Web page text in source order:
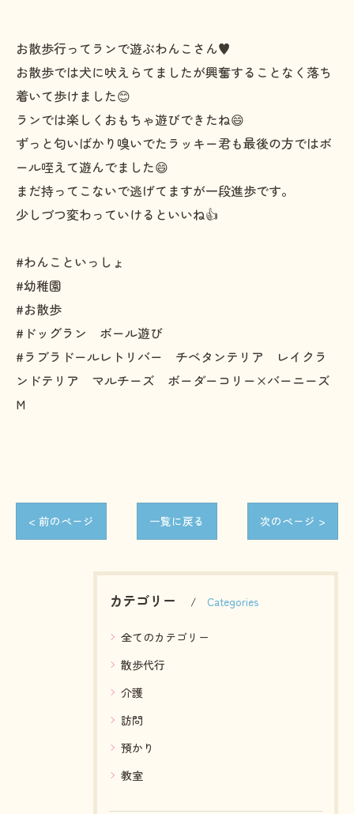
お散歩行ってランで遊ぶわんこさん♥️
お散歩では犬に吠えらてましたが興奮することなく落ち
着いて歩けました😊
ランでは楽しくおもちゃ遊びできたね😄
ずっと匂いばかり嗅いでたラッキー君も最後の方ではボ
ール咥えて遊んでました😄
まだ持ってこないで逃げてますが一段進歩です。
少しづつ変わっていけるといいね👍
#わんこといっしょ
#幼稚園
#お散歩
#ドッグラン ボール遊び
#ラブラドールレトリバー チベタンテリア レイクラ
ンドテリア マルチーズ ボーダーコリー×バーニーズ
M
< 前のページ 一覧に戻る 次のページ >
カテゴリー Categories
全てのカテゴリー
散歩代行
介護
訪問
預かり
教室